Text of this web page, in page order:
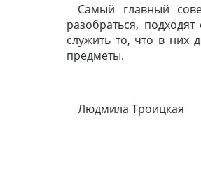
Самый главный
разобраться,
служить то, что в них
предметы.
Людмила Троицкая